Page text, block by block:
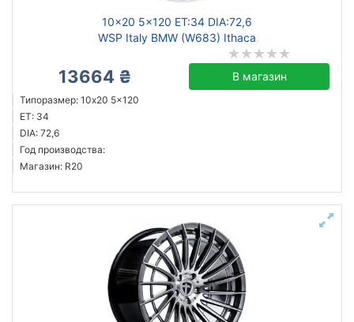
10x20 5x120 ET:34 DIA:72,6
WSP Italy BMW (W683) Ithaca
13664 ₴ В магазин
Типоразмер: 10x20 5x120
ET: 34
DIA: 72,6
Год производства:
Магазин: R20